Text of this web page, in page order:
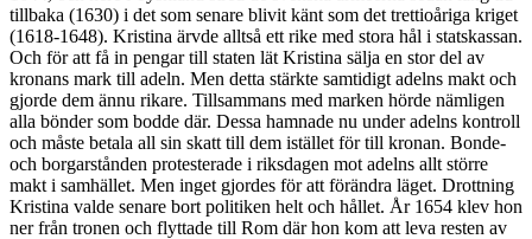
tillbaka (1630) i det som senare blivit känt som det trettioåriga kriget
(1618-1648). Kristina ärvde alltså ett rike med stora hål i statskassan.
Och för att få in pengar till staten lät Kristina sälja en stor del av
kronans mark till adeln. Men detta stärkte samtidigt adelns makt och
gjorde dem ännu rikare. Tillsammans med marken hörde nämligen
alla bönder som bodde där. Dessa hamnade nu under adelns kontroll
och måste betala all sin skatt till dem istället för till kronan. Bonde-
och borgarstånden protesterade i riksdagen mot adelns allt större
makt i samhället. Men inget gjordes för att förändra läget. Drottning
Kristina valde senare bort politiken helt och hållet. År 1654 klev hon
ner från tronen och flyttade till Rom där hon kom att leva resten av